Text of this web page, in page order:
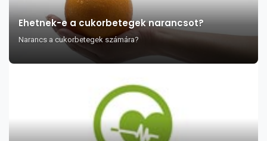
Ehetnek-e a cukorbetegek narancsot?
Narancs a cukorbetegek számára?